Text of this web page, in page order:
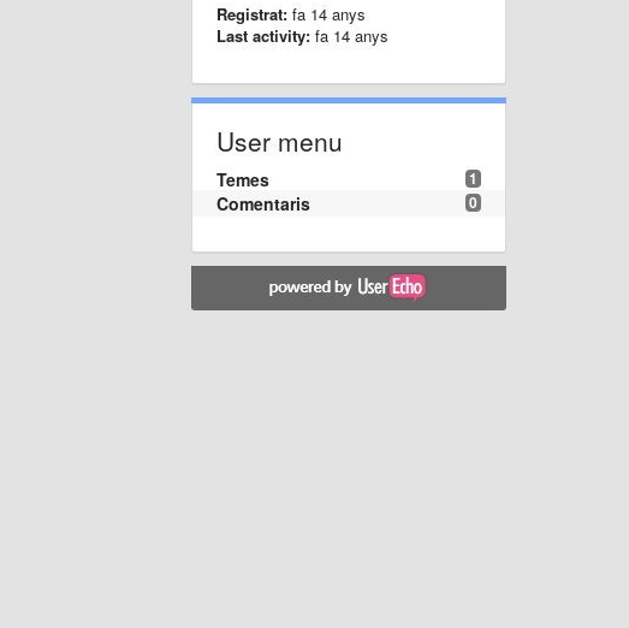
Registrat: fa 14 anys
Last activity: fa 14 anys
User menu
1
Temes
0
Comentaris